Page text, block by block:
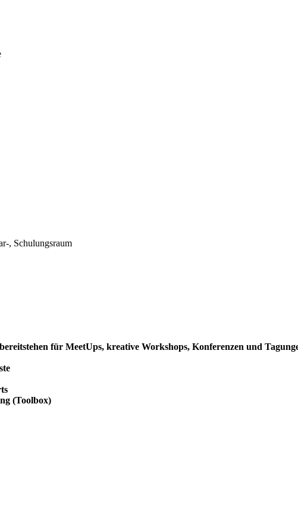
, Schulungsraum
für MeetUps, kreative Workshops, Konferenzen und
(Toolbox)